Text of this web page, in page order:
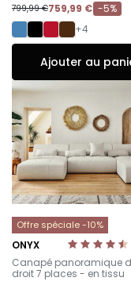
799,99 €759,99 € -5%
+4
Ajouter au
Offre spéciale -10%
ONYX
-
Canapé panoramique
droit 7 places - en tissu